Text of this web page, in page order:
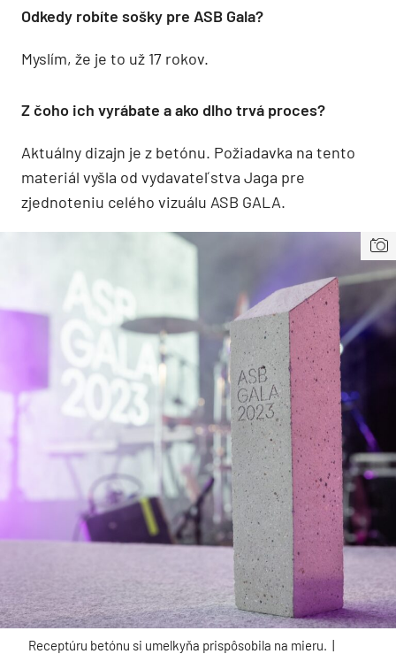
Odkedy robíte sošky pre ASB Gala?
Myslím, že je to už 17 rokov.
Z čoho ich vyrábate a ako dlho trvá proces?
Aktuálny dizajn je z betónu. Požiadavka na tento
materiál vyšla od vydavateľstva Jaga pre
zjednoteniu celého vizuálu ASB GALA.
Receptúru betónu si umelkyňa prispôsobila na mieru. |